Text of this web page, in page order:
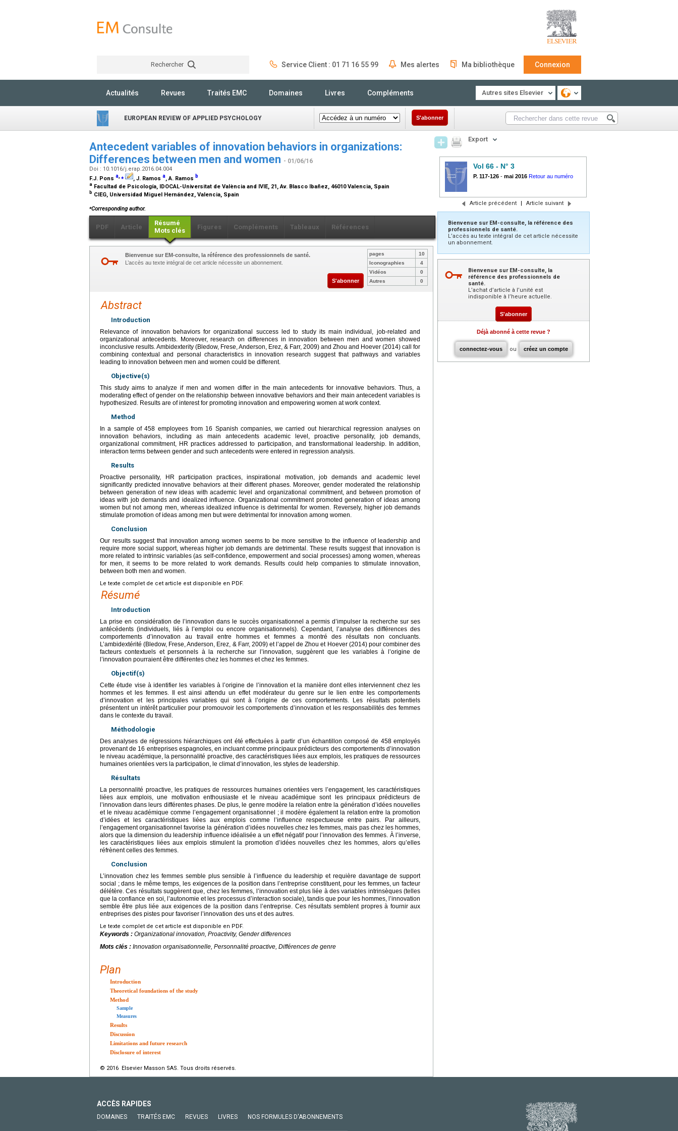
Rechercher Service Client : 01 71 16 55 99 Mes alertes Ma bibliothèque Connexion
Actualités Revues Traités EMC Domaines Livres Compléments Autres sites Elsevier
EUROPEAN REVIEW OF APPLIED PSYCHOLOGY S'abonner
Antecedent variables of innovation behaviors in organizations:
Differences between men and women - 01/06/16
Doi : 10.1016/j.erap.2016.04.004
F.J. Pons a,⁎ , J. Ramos a, A. Ramos b
a Facultad de Psicología, IDOCAL-Universitat de València and IVIE, 21, Av. Blasco Ibañez, 46010 Valencia, Spain
b CIEG, Universidad Miguel Hernández, Valencia, Spain
⁎Corresponding author.
PDF Article
Résumé
Mots clés
Figures Compléments Tableaux Références
Bienvenue sur EM-consulte, la référence des professionnels de santé.
L’accès au texte intégral de cet article nécessite un abonnement.
S'abonner
pages
10
Iconographies
4
Vidéos
0
Autres
0
Abstract
Introduction
Relevance of innovation behaviors for organizational success led to study its main individual, job-related and
organizational antecedents. Moreover, research on differences in innovation between men and women showed
inconclusive results. Ambidexterity (Bledow, Frese, Anderson, Erez, & Farr, 2009) and Zhou and Hoever (2014) call for
combining contextual and personal characteristics in innovation research suggest that pathways and variables
leading to innovation between men and women could be different.
Objective(s)
This study aims to analyze if men and women differ in the main antecedents for innovative behaviors. Thus, a
moderating effect of gender on the relationship between innovative behaviors and their main antecedent variables is
hypothesized. Results are of interest for promoting innovation and empowering women at work context.
Method
In a sample of 458 employees from 16 Spanish companies, we carried out hierarchical regression analyses on
innovation behaviors, including as main antecedents academic level, proactive personality, job demands,
organizational commitment, HR practices addressed to participation, and transformational leadership. In addition,
interaction terms between gender and such antecedents were entered in regression analysis.
Results
Proactive personality, HR participation practices, inspirational motivation, job demands and academic level
significantly predicted innovative behaviors at their different phases. Moreover, gender moderated the relationship
between generation of new ideas with academic level and organizational commitment, and between promotion of
ideas with job demands and idealized influence. Organizational commitment promoted generation of ideas among
women but not among men, whereas idealized influence is detrimental for women. Reversely, higher job demands
stimulate promotion of ideas among men but were detrimental for innovation among women.
Conclusion
Our results suggest that innovation among women seems to be more sensitive to the influence of leadership and
require more social support, whereas higher job demands are detrimental. These results suggest that innovation is
more related to intrinsic variables (as self-confidence, empowerment and social processes) among women, whereas
for men, it seems to be more related to work demands. Results could help companies to stimulate innovation,
between both men and women.
Le texte complet de cet article est disponible en PDF.
Résumé
Introduction
La prise en considération de l’innovation dans le succès organisationnel a permis d’impulser la recherche sur ses
antécédents (individuels, liés à l’emploi ou encore organisationnels). Cependant, l’analyse des différences des
comportements d’innovation au travail entre hommes et femmes a montré des résultats non concluants.
L’ambidextérité (Bledow, Frese, Anderson, Erez, & Farr, 2009) et l’appel de Zhou et Hoever (2014) pour combiner des
facteurs contextuels et personnels à la recherche sur l’innovation, suggèrent que les variables à l’origine de
l’innovation pourraient être différentes chez les hommes et chez les femmes.
Objectif(s)
Cette étude vise à identifier les variables à l’origine de l’innovation et la manière dont elles interviennent chez les
hommes et les femmes. Il est ainsi attendu un effet modérateur du genre sur le lien entre les comportements
d’innovation et les principales variables qui sont à l’origine de ces comportements. Les résultats potentiels
présentent un intérêt particulier pour promouvoir les comportements d’innovation et les responsabilités des femmes
dans le contexte du travail.
Méthodologie
Des analyses de régressions hiérarchiques ont été effectuées à partir d’un échantillon composé de 458 employés
provenant de 16 entreprises espagnoles, en incluant comme principaux prédicteurs des comportements d’innovation
le niveau académique, la personnalité proactive, des caractéristiques liées aux emplois, les pratiques de ressources
humaines orientées vers la participation, le climat d’innovation, les styles de leadership.
Résultats
La personnalité proactive, les pratiques de ressources humaines orientées vers l’engagement, les caractéristiques
liées aux emplois, une motivation enthousiaste et le niveau académique sont les principaux prédicteurs de
l’innovation dans leurs différentes phases. De plus, le genre modère la relation entre la génération d’idées nouvelles
et le niveau académique comme l’engagement organisationnel ; il modère également la relation entre la promotion
d’idées et les caractéristiques liées aux emplois comme l’influence respectueuse entre pairs. Par ailleurs,
l’engagement organisationnel favorise la génération d’idées nouvelles chez les femmes, mais pas chez les hommes,
alors que la dimension du leadership influence idéalisée a un effet négatif pour l’innovation des femmes. À l’inverse,
les caractéristiques liées aux emplois stimulent la promotion d’idées nouvelles chez les hommes, alors qu’elles
réfrènent celles des femmes.
Conclusion
L’innovation chez les femmes semble plus sensible à l’influence du leadership et requière davantage de support
social ; dans le même temps, les exigences de la position dans l’entreprise constituent, pour les femmes, un facteur
délétère. Ces résultats suggèrent que, chez les femmes, l’innovation est plus liée à des variables intrinsèques (telles
que la confiance en soi, l’autonomie et les processus d’interaction sociale), tandis que pour les hommes, l’innovation
semble être plus liée aux exigences de la position dans l’entreprise. Ces résultats semblent propres à fournir aux
entreprises des pistes pour favoriser l’innovation des uns et des autres.
Le texte complet de cet article est disponible en PDF.
Keywords : Organizational innovation, Proactivity, Gender differences
Mots clés : Innovation organisationnelle, Personnalité proactive, Différences de genre
Plan
Introduction
Theoretical foundations of the study
Method
Sample
Measures
Results
Discussion
Limitations and future research
Disclosure of interest
© 2016 Elsevier Masson SAS. Tous droits réservés.
Export
Vol 66 - N° 3
P. 117-126 - mai 2016 Retour au numéro
Article précédent | Article suivant
Bienvenue sur EM-consulte, la référence des
professionnels de santé.
L’accès au texte intégral de cet article nécessite
un abonnement.
Bienvenue sur EM-consulte, la
référence des professionnels de
santé.
L’achat d’article à l’unité est
indisponible à l’heure actuelle.
S'abonner
Déjà abonné à cette revue ?
connectez-vous ou créez un compte
ACCÈS RAPIDES
DOMAINES TRAITÉS EMC REVUES LIVRES NOS FORMULES D'ABONNEMENTS